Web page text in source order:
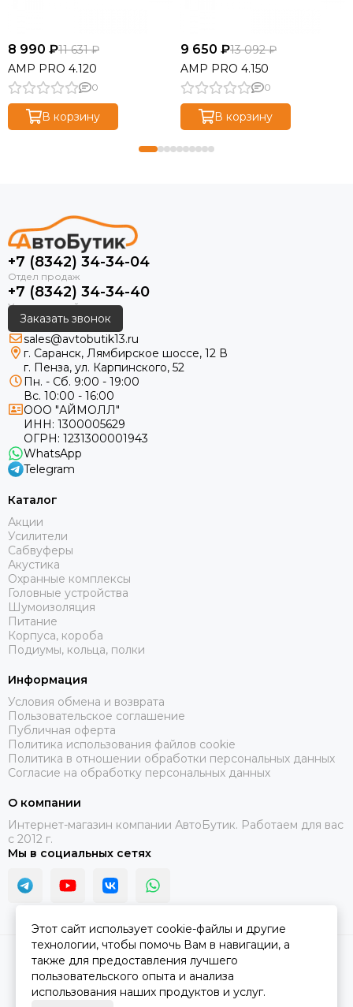
8 990 ₽11 631 ₽
AMP PRO 4.120
0
В корзину
9 650 ₽13 092 ₽
AMP PRO 4.150
0
В корзину
+7 (8342) 34-34-04
+7 (8342) 34-34-40
Заказать звонок
sales@avtobutik13.ru
г. Саранск, Лямбирское шоссе, 12 В
г. Пенза, ул. Карпинского, 52
Пн. - Сб. 9:00 - 19:00
Вс. 10:00 - 16:00
ООО "АЙМОЛЛ"
ИНН: 1300005629
ОГРН: 1231300001943
WhatsApp
Telegram
Каталог
Акции
Усилители
Сабвуферы
Акустика
Охранные комплексы
Головные устройства
Шумоизоляция
Питание
Корпуса, короба
Подиумы, кольца, полки
Информация
Условия обмена и возврата
Пользовательское соглашение
Публичная оферта
Политика использования файлов cookie
Политика в отношении обработки персональных данных
Согласие на обработку персональных данных
О компании
Интернет-магазин компании АвтоБутик. Работаем для вас
с 2012 г.
Мы в социальных сетях
2026 © АвтоБутик.Карта сайта
Этот сайт использует cookie-файлы и другие
технологии, чтобы помочь Вам в навигации, а
также для предоставления лучшего
пользовательского опыта и анализа
использования наших продуктов и услуг.